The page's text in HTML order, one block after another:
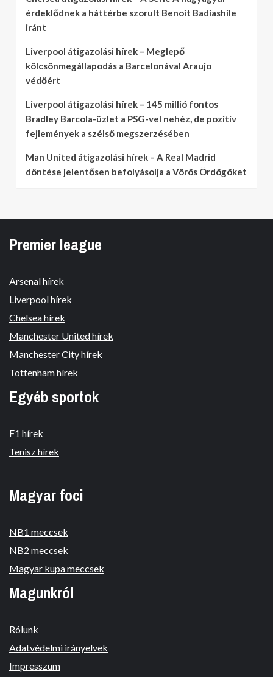
érdeklődnek a háttérbe szorult Benoit Badiashile
iránt
Liverpool átigazolási hírek – Meglepő
kölcsönmegállapodás a Barcelonával Araujo
védőért
Liverpool átigazolási hírek – 145 millió fontos
Bradley Barcola-üzlet a PSG-vel nehéz, de pozitív
fejlemények a szélső megszerzésében
Man United átigazolási hírek – A Real Madrid
döntése jelentősen befolyásolja a Vörös Ördögöket
Premier league
Arsenal hírek
Liverpool hírek
Chelsea hírek
Manchester United hírek
Manchester City hírek
Tottenham hírek
Egyéb sportok
F1 hírek
Tenisz hírek
Magyar foci
NB1 meccsek
NB2 meccsek
Magyar kupa meccsek
Magunkról
Rólunk
Adatvédelmi irányelvek
Impresszum